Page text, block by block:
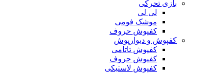
بازی تحرکی
لی لی
موشک فومی
کفپوش حروف
کفپوش و دیوارپوش
کفپوش تاتامی
کفپوش حروف
کفپوش لاستیکی